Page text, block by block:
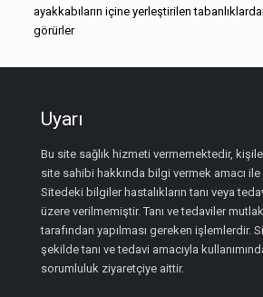
ayakkabıların içine yerleştirilen
görürler
Uyarı
Bu site sağlık hizmeti vermemektedir,
site sahibi hakkında bilgi vermek amacı ile
Sitedeki bilgiler hastalıkların tanı veya
üzere verilmemiştir. Tanı ve tedaviler
tarafından yapılması gereken işlemlerdir.
şekilde tanı ve tedavi amacıyla
sorumluluk ziyaretçiye aittir.